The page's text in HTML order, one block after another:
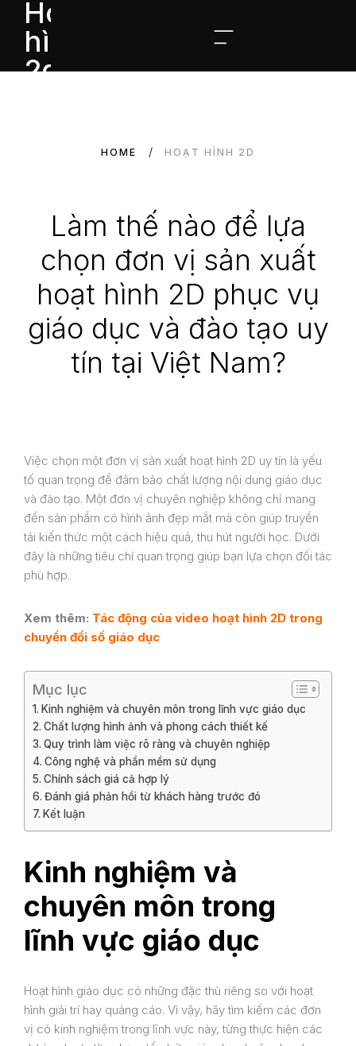
HOME HOẠT HÌNH 2D
Làm thế nào để lựa
chọn đơn vị sản xuất
hoạt hình 2D phục vụ
giáo dục và đào tạo uy
tín tại Việt Nam?
Việc chọn một đơn vị sản xuất hoạt hình 2D uy tín là yếu
tố quan trọng để đảm bảo chất lượng nội dung giáo dục
và đào tạo. Một đơn vị chuyên nghiệp không chỉ mang
đến sản phẩm có hình ảnh đẹp mắt mà còn giúp truyền
tải kiến thức một cách hiệu quả, thu hút người học. Dưới
đây là những tiêu chí quan trọng giúp bạn lựa chọn đối tác
phù hợp.
Xem thêm: Tác động của video hoạt hình 2D trong
chuyển đổi số giáo dục
Mục lục
Kinh nghiệm và chuyên môn trong lĩnh vực giáo dục
Chất lượng hình ảnh và phong cách thiết kế
Quy trình làm việc rõ ràng và chuyên nghiệp
Công nghệ và phần mềm sử dụng
Chính sách giá cả hợp lý
Đánh giá phản hồi từ khách hàng trước đó
Kết luận
Kinh nghiệm và
chuyên môn trong
lĩnh vực giáo dục
Hoạt hình giáo dục có những đặc thù riêng so với hoạt
hình giải trí hay quảng cáo. Vì vậy, hãy tìm kiếm các đơn
vị có kinh nghiệm trong lĩnh vực này, từng thực hiện các